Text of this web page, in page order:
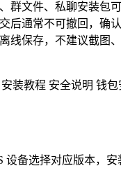
群文件、私聊安装包
后通常不可撤回，确
线保存，不建议截图
安装教程 安全说明 钱包
设备选择对应版本，